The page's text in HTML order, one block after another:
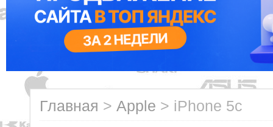
Главная > Apple > iPhone 5c